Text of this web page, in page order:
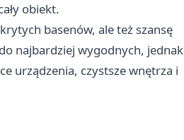
obiekt.
basenów, ale też szansę
najbardziej wygodnych, jednak
urządzenia, czystsze wnętrza i